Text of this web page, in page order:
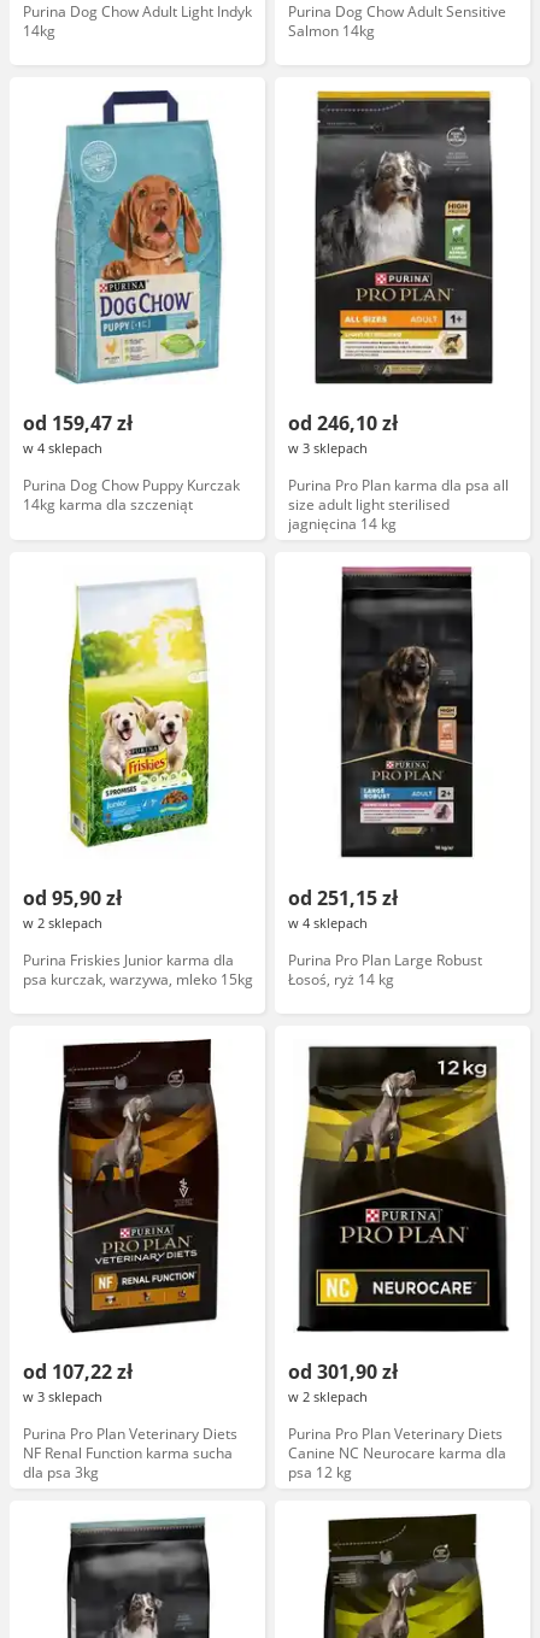
Purina Dog Chow Adult Light Indyk
14kg
Purina Dog Chow Adult Sensitive
Salmon 14kg
od 159,47 zł
w 4 sklepach
Purina Dog Chow Puppy Kurczak
14kg karma dla szczeniąt
od 246,10 zł
w 3 sklepach
Purina Pro Plan karma dla psa all
size adult light sterilised
jagnięcina 14 kg
od 95,90 zł
w 2 sklepach
Purina Friskies Junior karma dla
psa kurczak, warzywa, mleko 15kg
od 251,15 zł
w 4 sklepach
Purina Pro Plan Large Robust
Łosoś, ryż 14 kg
od 107,22 zł
w 3 sklepach
Purina Pro Plan Veterinary Diets
NF Renal Function karma sucha
dla psa 3kg
od 301,90 zł
w 2 sklepach
Purina Pro Plan Veterinary Diets
Canine NC Neurocare karma dla
psa 12 kg